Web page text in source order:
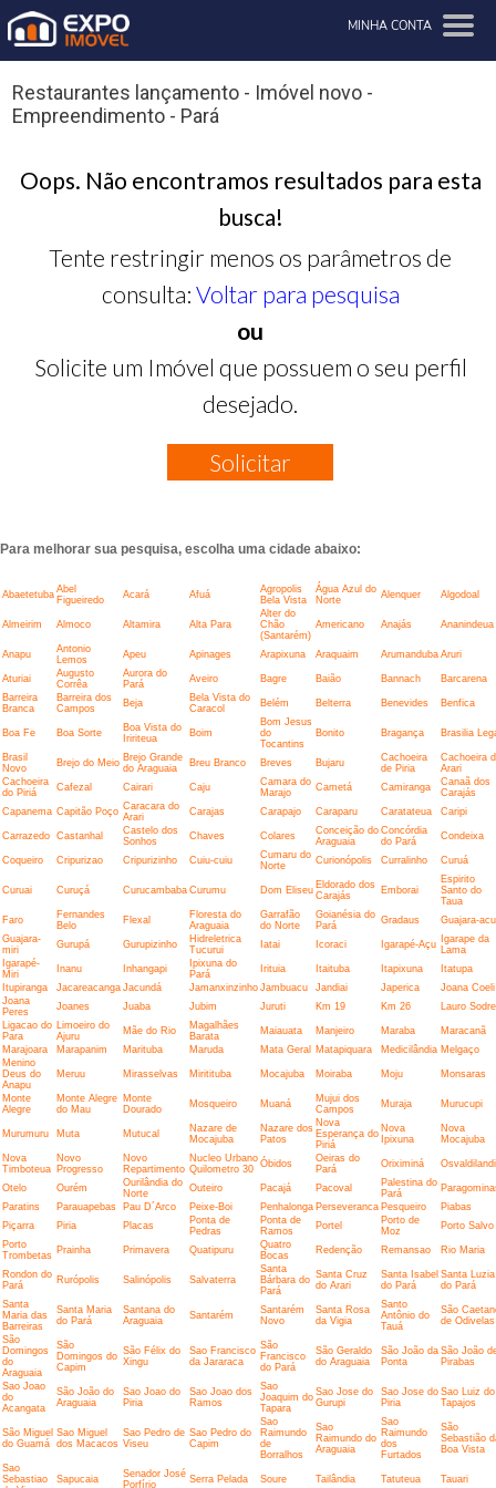
MINHA CONTA
Restaurantes lançamento - Imóvel novo -
Empreendimento - Pará
Oops. Não encontramos resultados para esta
busca!
Tente restringir menos os parâmetros de
consulta: Voltar para pesquisa
ou
Solicite um Imóvel que possuem o seu perfil
desejado.
Solicitar
Para melhorar sua pesquisa, escolha uma cidade abaixo:
Abaetetuba Abel
Figueiredo
Acará Afuá
Agropolis
Bela Vista
Água Azul do
Norte
Alenquer Algodoal
Almeirim Almoco Altamira Alta Para
Alter do
Chão
(Santarém)
Americano Anajás Ananindeua
Anapu
Antonio
Lemos
Apeu Apinages Arapixuna Araquaim Arumanduba Aruri
Aturiai
Augusto
Corrêa
Aurora do
Pará
Aveiro Bagre Baião Bannach
Barcarena
Barreira
Branca
Barreira dos
Campos
Beja
Bela Vista do
Caracol
Belém Belterra Benevides Benfica
Boa Fe Boa Sorte
Boa Vista do
Iririteua
Boim
Bom Jesus
do
Tocantins
Bonito Bragança Brasilia
Brasil
Novo
Brejo do Meio Brejo Grande
do Araguaia
Breu Branco Breves Bujaru
Cachoeira
de Piria
Cachoeira
Arari
Cachoeira
do Piriá
Cafezal Cairari Caju
Camara do
Marajo
Cametá Camiranga
Canaã dos
Carajás
Capanema Capitão Poço Caracara do
Arari
Carajas Carapajo Caraparu Caratateua Caripi
Carrazedo Castanhal
Castelo dos
Sonhos
Chaves Colares
Conceição do
Araguaia
Concórdia
do Pará
Condeixa
Coqueiro Cripurizao Cripurizinho Cuiu-cuiu
Cumaru do
Norte
Curionópolis Curralinho Curuá
Curuai Curuçá Curucambaba Curumu Dom Eliseu Eldorado dos
Carajás
Emborai
Espirito
Santo do
Taua
Faro
Fernandes
Belo
Flexal
Floresta do
Araguaia
Garrafão
do Norte
Goianésia do
Pará
Gradaus
Guajara-acu
Guajara-
miri
Gurupá Gurupizinho
Hidreletrica
Tucurui
Iatai Icoraci Igarapé-Açu
Igarape da
Lama
Igarapé-
Miri
Inanu Inhangapi
Ipixuna do
Pará
Irituia Itaituba Itapixuna
Itatupa
Itupiranga
Jacareacanga Jacundá Jamanxinzinho Jambuacu Jandiai Japerica
Joana Coeli
Joana
Peres
Joanes Juaba Jubim Juruti Km 19 Km 26
Lauro Sodre
Ligacao do
Para
Limoeiro do
Ajuru
Mãe do Rio
Magalhães
Barata
Maiauata Manjeiro Maraba
Maracanã
Marajoara
Marapanim Marituba Maruda Mata Geral Matapiquara Medicilândia Melgaço
Menino
Deus do
Anapu
Meruu Mirasselvas Miritituba Mocajuba Moiraba Moju Monsaras
Monte
Alegre
Monte Alegre
do Mau
Monte
Dourado
Mosqueiro Muaná
Mujui dos
Campos
Muraja Murucupi
Murumuru Muta Mutucal
Nazare de
Mocajuba
Nazare dos
Patos
Nova
Esperança do
Piriá
Nova
Ipixuna
Nova
Mocajuba
Nova
Timboteua
Novo
Progresso
Novo
Repartimento
Nucleo Urbano
Quilometro 30 Óbidos
Oeiras do
Pará
Oriximiná
Otelo Ourém
Ourilândia do
Norte
Outeiro Pacajá Pacoval
Palestina do
Pará
Paratins
Parauapebas Pau D´Arco Peixe-Boi Penhalonga Perseveranca Pesqueiro
Piabas
Piçarra
Piria Placas
Ponta de
Pedras
Ponta de
Ramos
Portel
Porto de
Moz
Porto Salvo
Porto
Trombetas Prainha Primavera Quatipuru
Quatro
Bocas
Redenção Remansao Rio Maria
Rondon do
Pará
Rurópolis Salinópolis Salvaterra
Santa
Bárbara do
Pará
Santa Cruz
do Arari
Santa Isabel
do Pará
Santa Luzia
do Pará
Santa
Maria das
Barreiras
Santa Maria
do Pará
Santana do
Araguaia
Santarém
Santarém
Novo
Santa Rosa
da Vigia
Santo
Antônio do
Tauá
São
de Odivelas
São
Domingos
do
Araguaia
São
Domingos do
Capim
São Félix do
Xingu
Sao Francisco
da Jararaca
São
Francisco
do Pará
São Geraldo
do Araguaia
São João da
Ponta
São João
Pirabas
Sao Joao
do
Acangata
São João do
Araguaia
Sao Joao do
Piria
Sao Joao dos
Ramos
Sao
Joaquim do
Tapara
Sao Jose do
Gurupi
Sao Jose do
Piria
Sao Luiz do
Tapajos
São Miguel
do Guamá
Sao Miguel
dos Macacos
Sao Pedro de
Viseu
Sao Pedro do
Capim
Sao
Raimundo
de
Borralhos
Sao
Raimundo do
Araguaia
Sao
Raimundo
dos
Furtados
São
Sebastião
Boa Vista
Sao
Sebastiao
Sapucaia
Senador José
Porfírio
Serra Pelada Soure Tailândia Tatuteua Tauari